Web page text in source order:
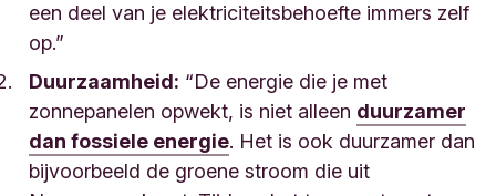
een deel van je elektriciteitsbehoefte immers zelf
op.”
Duurzaamheid: “De energie die je met
zonnepanelen opwekt, is niet alleen duurzamer
dan fossiele energie. Het is ook duurzamer dan
bijvoorbeeld de groene stroom die uit